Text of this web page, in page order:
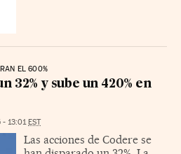
EL 600%
32% y sube un 420% en
- 13:01 EST
Las acciones de Codere se